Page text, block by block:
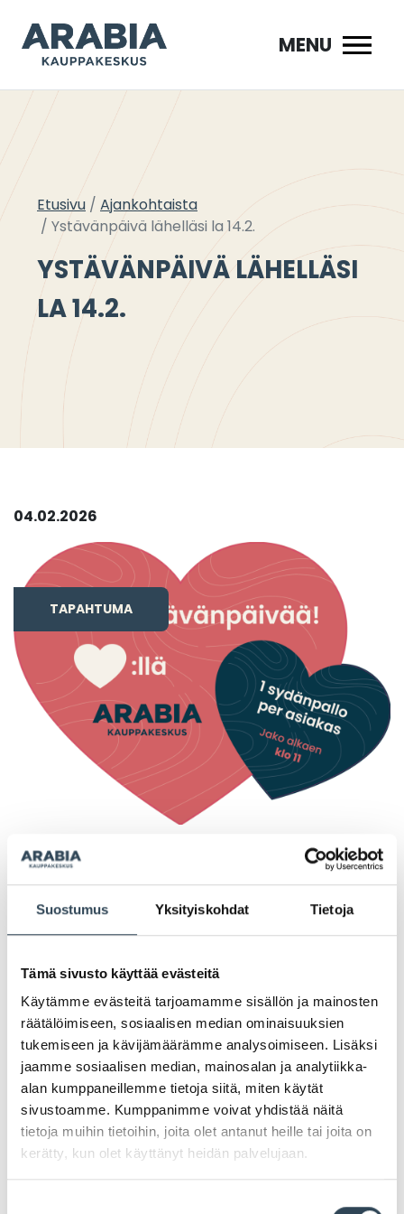
Suostumus Yksityiskohdat Tietoja
Tämä sivusto käyttää evästeitä
Käytämme evästeitä tarjoamamme sisällön ja mainosten
räätälöimiseen, sosiaalisen median ominaisuuksien
tukemiseen ja kävijämäärämme analysoimiseen. Lisäksi
jaamme sosiaalisen median, mainosalan ja analytiikka-
alan kumppaneillemme tietoja siitä, miten käytät
sivustoamme. Kumppanimme voivat yhdistää näitä
tietoja muihin tietoihin, joita olet antanut heille tai joita on
kerätty, kun olet käyttänyt heidän palvelujaan.
sisältöön
MENU
Etusivu
Ajankohtaista
Ystävänpäivä lähelläsi la 14.2.
YSTÄVÄNPÄIVÄ LÄHELLÄSI
LA 14.2.
04.02.2026
TAPAHTUMA
Ystävänpäivä lähelläsi la 14.2.
Tervetuloa juhlistamaan ystävänpäivää kanssamme
täyttyy upeasta sydänpallojen merestä. Nappaa
kaveri kainaloon ja tule viettämään unohtumatonta
ystävänpäivää!
Muista myös kurkata liikkeidemme
ystävänpäivätarjouksettäältä! 💝
Lisäksi Arabian liikkeissä on luvassa myös
erityistä ohjelmaa:
Subikassi-tarjous 13.–15.2. Ja koska